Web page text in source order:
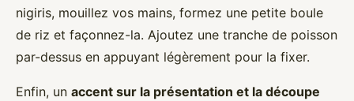
nigiris, mouillez vos mains, formez une petite boule
de riz et façonnez-la. Ajoutez une tranche de poisson
par-dessus en appuyant légèrement pour la fixer.
Enfin, un accent sur la présentation et la découpe